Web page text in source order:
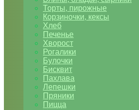
Торты, пирожные
Корзиночки, кексы
Хлеб
Печенье
Хворост
Рогалики
Булочки
Бисквит
Пахлава
Лепешки
Пряники
Пицца